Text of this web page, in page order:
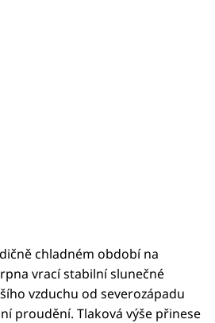
chladném období na
vrací stabilní slunečné
vzduchu od severozápadu
proudění. Tlaková výše přinese